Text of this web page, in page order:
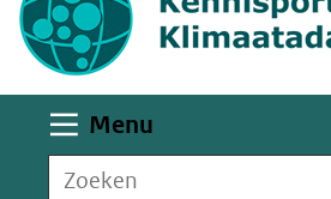
deze
website
worden
toegestaanMenu
Zoeken